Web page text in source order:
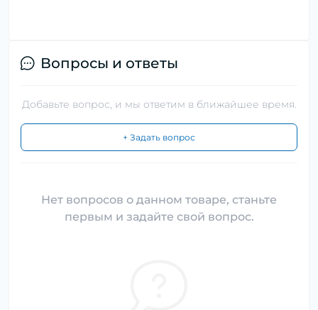
Вопросы и ответы
Добавьте вопрос, и мы ответим в ближайшее время.
+ Задать вопрос
Нет вопросов о данном товаре, станьте
первым и задайте свой вопрос.